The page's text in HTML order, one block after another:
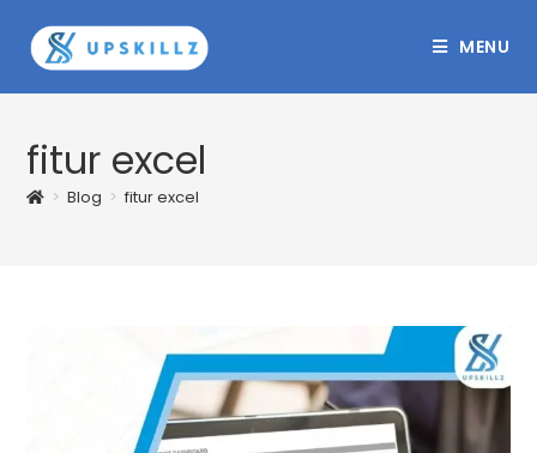
content
MENU
fitur excel
> Blog > fitur excel